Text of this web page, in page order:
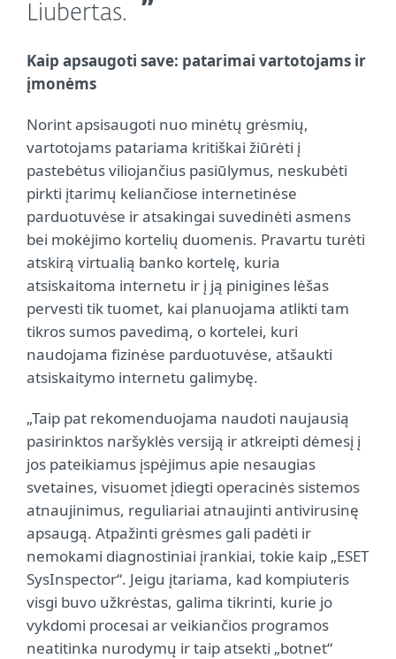
Liubertas.
Kaip apsaugoti save: patarimai vartotojams ir
įmonėms
Norint apsisaugoti nuo minėtų grėsmių,
vartotojams patariama kritiškai žiūrėti į
pastebėtus viliojančius pasiūlymus, neskubėti
pirkti įtarimų keliančiose internetinėse
parduotuvėse ir atsakingai suvedinėti asmens
bei mokėjimo kortelių duomenis. Pravartu turėti
atskirą virtualią banko kortelę, kuria
atsiskaitoma internetu ir į ją pinigines lėšas
pervesti tik tuomet, kai planuojama atlikti tam
tikros sumos pavedimą, o kortelei, kuri
naudojama fizinėse parduotuvėse, atšaukti
atsiskaitymo internetu galimybę.
„Taip pat rekomenduojama naudoti naujausią
pasirinktos naršyklės versiją ir atkreipti dėmesį į
jos pateikiamus įspėjimus apie nesaugias
svetaines, visuomet įdiegti operacinės sistemos
atnaujinimus, reguliariai atnaujinti antivirusinę
apsaugą. Atpažinti grėsmes gali padėti ir
nemokami diagnostiniai įrankiai, tokie kaip „ESET
SysInspector“. Jeigu įtariama, kad kompiuteris
visgi buvo užkrėstas, galima tikrinti, kurie jo
vykdomi procesai ar veikiančios programos
neatitinka nurodymų ir taip atsekti „botnet“